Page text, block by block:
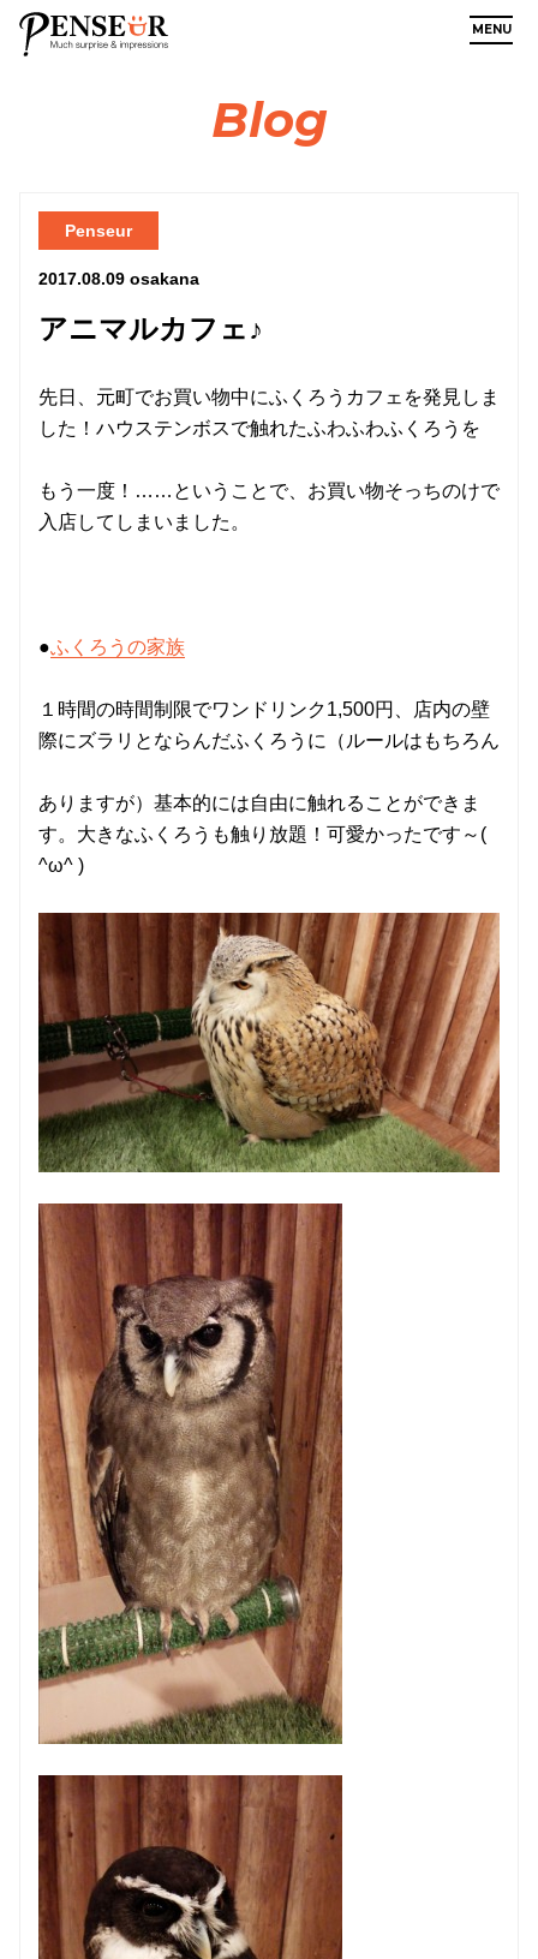
Blog
アニマルカフェ♪
Penseur
2017.08.09 osakana
先日、元町でお買い物中にふくろうカフェを発見しま
した！ハウステンボスで触れたふわふわふくろうを
もう一度！……ということで、お買い物そっちのけで
入店してしまいました。
●ふくろうの家族
１時間の時間制限でワンドリンク1,500円、店内の壁
際にズラリとならんだふくろうに（ルールはもちろん
ありますが）基本的には自由に触れることができま
す。大きなふくろうも触り放題！可愛かったです～(
^ω^ )